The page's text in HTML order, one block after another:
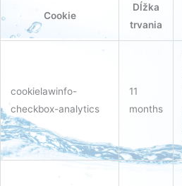
Cookie
Dĺžka
trvania
cookielawinfo-
checkbox-analytics
11
months